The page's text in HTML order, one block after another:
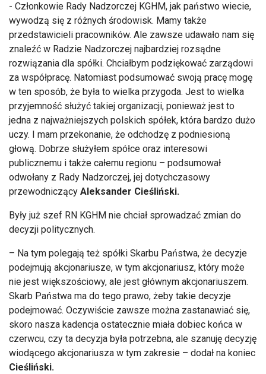
- Członkowie Rady Nadzorczej KGHM, jak państwo wiecie,
wywodzą się z różnych środowisk. Mamy także
przedstawicieli pracowników. Ale zawsze udawało nam się
znaleźć w Radzie Nadzorczej najbardziej rozsądne
rozwiązania dla spółki. Chciałbym podziękować zarządowi
za współpracę. Natomiast podsumować swoją pracę mogę
w ten sposób, że była to wielka przygoda. Jest to wielka
przyjemność służyć takiej organizacji, ponieważ jest to
jedna z najważniejszych polskich spółek, która bardzo dużo
uczy. I mam przekonanie, że odchodzę z podniesioną
głową. Dobrze służyłem spółce oraz interesowi
publicznemu i także całemu regionu – podsumował
odwołany z Rady Nadzorczej, jej dotychczasowy
przewodniczący Aleksander Cieśliński.
Były już szef RN KGHM nie chciał sprowadzać zmian do
decyzji politycznych.
– Na tym polegają też spółki Skarbu Państwa, że decyzje
podejmują akcjonariusze, w tym akcjonariusz, który może
nie jest większościowy, ale jest głównym akcjonariuszem.
Skarb Państwa ma do tego prawo, żeby takie decyzje
podejmować. Oczywiście zawsze można zastanawiać się,
skoro nasza kadencja ostatecznie miała dobiec końca w
czerwcu, czy ta decyzja była potrzebna, ale szanuję decyzję
wiodącego akcjonariusza w tym zakresie – dodał na koniec
Cieśliński.